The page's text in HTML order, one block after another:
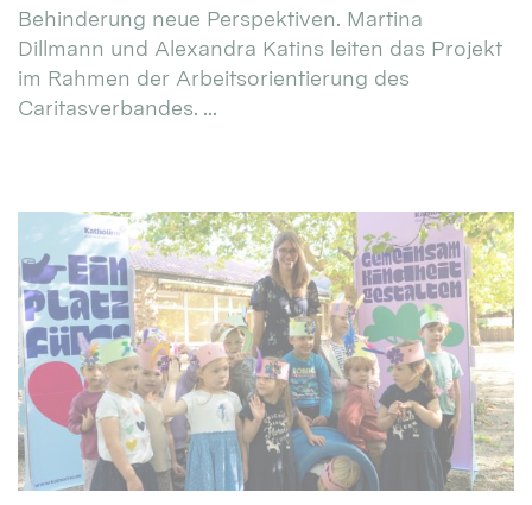
Behinderung neue Perspektiven. Martina
Dillmann und Alexandra Katins leiten das Projekt
im Rahmen der Arbeitsorientierung des
Caritasverbandes. ...